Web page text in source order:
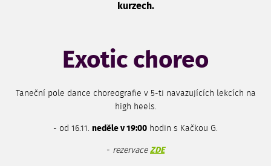
kurzech.
Exotic choreo
Taneční pole dance choreografie v 5-ti navazujících lekcích na
high heels.
- od 16.11. neděle v 19:00 hodin s Kačkou G.
- rezervace ZDE